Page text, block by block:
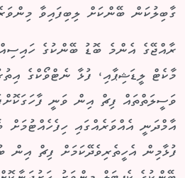
ގާބިލުކަން ބޭންކަށް ލިބިފައިވާ
ރާއްޖޭގެ އެންމެ ބޮޑު ބޭންކުގެ
މާކެޓް ލީޑަޝިޕާއި، ފުޅާ ނެޓްވޯކްގެ
ވަސީލަތްތައް ފިޗް އިން ވަނީ
އާމްދަނީ އެއްވަރެއްގައި ހިފެހެއްޓުމަށް
ފުޅާމިން އެހީތެރިވެދޭކަމަށް ފިޗް އިން